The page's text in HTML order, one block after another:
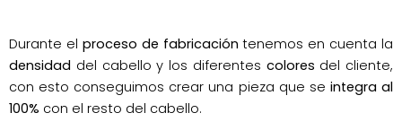
Durante el proceso de fabricación tenemos en cuenta la
densidad del cabello y los diferentes colores del cliente,
con esto conseguimos crear una pieza que se integra al
100% con el resto del cabello.